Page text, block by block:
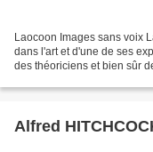
Laocoon Images sans voix
dans l'art et d'une de ses
des théoriciens et bien sûr
Alfred